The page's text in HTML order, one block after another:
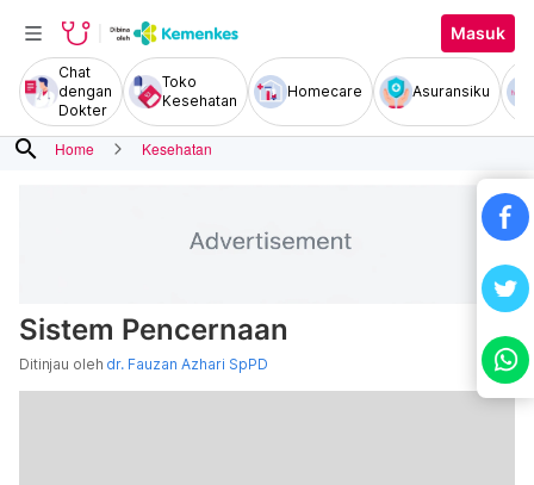
Masuk
Chat
dengan
Dokter
Toko
Kesehatan
Homecare Asuransiku
search Home Kesehatan
Sistem Pencernaan
Ditinjau oleh dr. Fauzan Azhari SpPD